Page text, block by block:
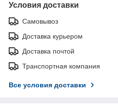
Условия доставки
Самовывоз
Доставка курьером
Доставка почтой
Транспортная компания
Все условия доставки